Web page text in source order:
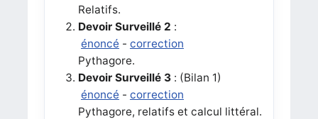
Relatifs.
Devoir Surveillé 2 :
énoncé - correction
Pythagore.
Devoir Surveillé 3: (Bilan 1)
énoncé - correction
Pythagore, relatifs et calcul littéral.